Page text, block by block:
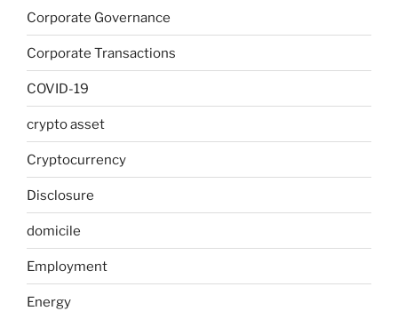
Corporate Governance
Corporate Transactions
COVID-19
crypto asset
Cryptocurrency
Disclosure
domicile
Employment
Energy